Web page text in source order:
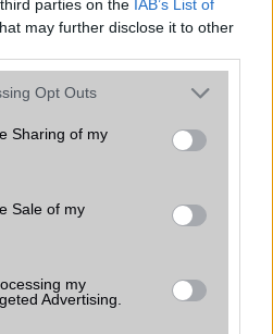
parties on the IAB’s List of
may further disclose it to other
app uses one or more Google
behaviour. You may click to
and its third-party tags to
purposes in below Google
Opt Outs
Sharing of my
Sale of my
my
Advertising.
nanoSIM
2
Nincs